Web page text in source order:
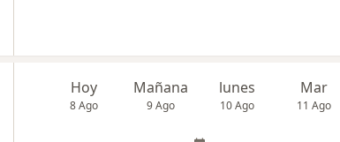
Hoy
8 Ago
Mañana
9 Ago
lunes
10 Ago
Mar
11 Ago